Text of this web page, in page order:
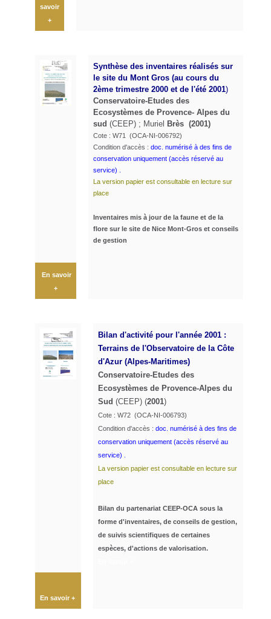
savoir
+
Synthèse des inventaires réalisés sur
le site du Mont Gros (au cours du
2ème trimestre 2000 et de l'été 2001)
Conservatoire-Etudes des
Ecosystèmes de Provence- Alpes du
sud (CEEP) ; Muriel Brès (2001)
Cote : W71 (OCA-NI-006792)
Condition d'accès : doc. numérisé à des fins de
conservation uniquement (accès réservé au
service) .
La version papier est consultable en lecture sur
place
Inventaires mis à jour de la faune et de la
flore sur le site de Nice Mont-Gros et conseils
de gestion
En savoir
+
Bilan d'activité pour l'année 2001 :
Terrains de l'Observatoire de la Côte
d'Azur (Alpes-Maritimes)
Conservatoire-Etudes des
Ecosystèmes de Provence-Alpes du
Sud (CEEP) (2001)
Cote : W72 (OCA-NI-006793)
Condition d'accès : doc. numérisé à des fins de
conservation uniquement (accès réservé au
service) .
La version papier est consultable en lecture sur
place
Bilan du partenariat CEEP-OCA sous la
forme d'inventaires, de conseils de gestion,
de suivis scientifiques de certaines
espèces, d'actions de valorisation.
En savoir +